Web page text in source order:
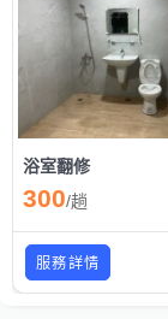
浴室翻修
300/趟
服務詳情